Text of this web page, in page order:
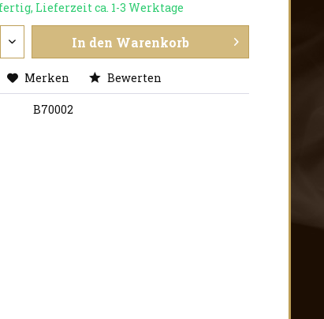
Lieferzeit ca. 1-3 Werktage
In den Warenkorb
Merken Bewerten
B70002